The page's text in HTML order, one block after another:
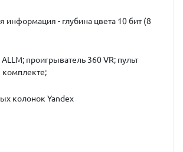
информация - глубина цвета 10 бит (8
проигрыватель 360 VR; пульт
комплекте;
колонок Yandex